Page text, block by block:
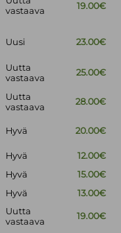
vastaava
19.00€
Uusi 23.00€
Uutta
vastaava
25.00€
Uutta
vastaava
28.00€
Hyvä 20.00€
Hyvä
12.00€
Hyvä
15.00€
Hyvä 13.00€
Uutta
vastaava
19.00€